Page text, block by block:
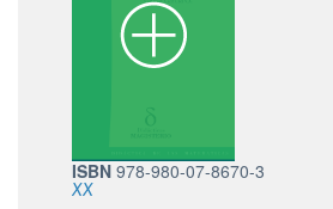
ISBN 978-980-07-8670-3
XX